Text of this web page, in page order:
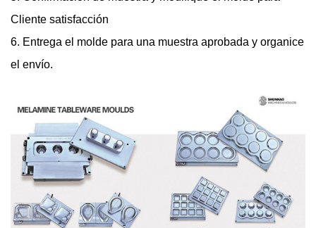
Cliente satisfacción
6. Entrega el molde para una muestra aprobada y organice
el envío.